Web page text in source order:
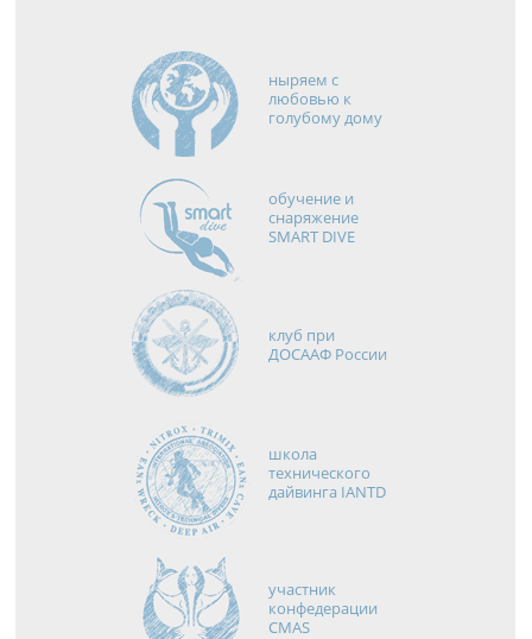
ныряем с
любовью к
голубому дому
обучение и
снаряжение
SMART DIVE
клуб при
ДОСААФ России
школа
технического
дайвинга IANTD
участник
конфедерации
CMAS